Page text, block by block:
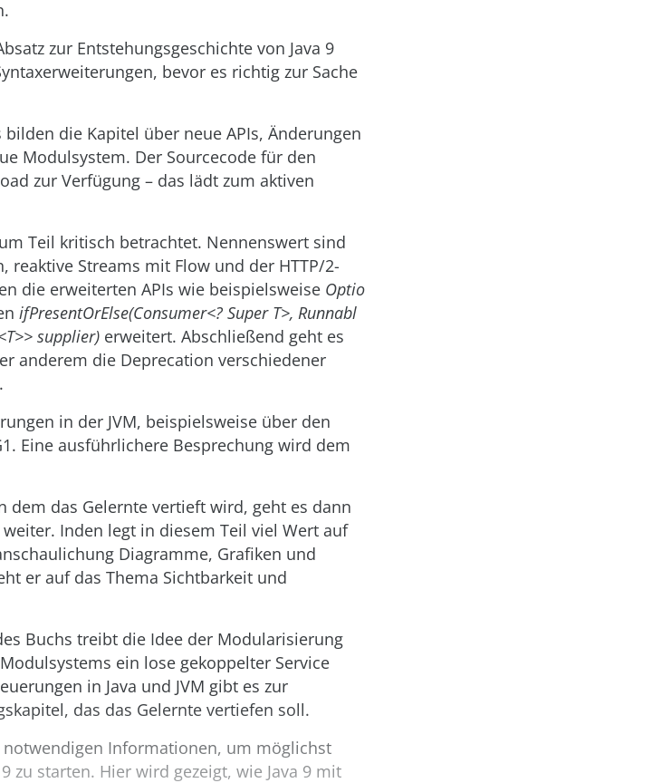
zur Entstehungsgeschichte von Java 9
bevor es richtig zur Sache
die Kapitel über neue APIs, Änderungen
Modulsystem. Der Sourcecode für den
zur Verfügung – das lädt zum aktiven
Teil kritisch betrachtet. Nennenswert sind
reaktive Streams mit Flow und der HTTP/2-
die erweiterten APIs wie beispielsweise Optio
ifPresentOrElse(Consumer<? Super T>, Runnabl
supplier) erweitert. Abschließend geht es
anderem die Deprecation verschiedener
in der JVM, beispielsweise über den
Eine ausführlichere Besprechung wird dem
dem das Gelernte vertieft wird, geht es dann
Inden legt in diesem Teil viel Wert auf
Diagramme, Grafiken und
er auf das Thema Sichtbarkeit und
Buchs treibt die Idee der Modularisierung
ein lose gekoppelter Service
in Java und JVM gibt es zur
das das Gelernte vertiefen soll.
Informationen, um möglichst
zu starten. Hier wird gezeigt, wie Java 9 mit